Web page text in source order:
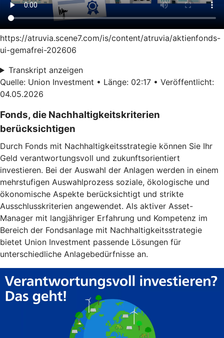
https://atruvia.scene7.com/is/content/atruvia/aktienfonds-
ui-gemafrei-202606
Transkript anzeigen
Quelle: Union Investment • Länge: 02:17 • Veröffentlicht:
04.05.2026
Fonds, die Nachhaltigkeitskriterien
berücksichtigen
Durch Fonds mit Nachhaltigkeitsstrategie können Sie Ihr
Geld verantwortungsvoll und zukunftsorientiert
investieren. Bei der Auswahl der Anlagen werden in einem
mehrstufigen Auswahlprozess soziale, ökologische und
ökonomische Aspekte berücksichtigt und strikte
Ausschlusskriterien angewendet. Als aktiver Asset-
Manager mit langjähriger Erfahrung und Kompetenz im
Bereich der Fondsanlage mit Nachhaltigkeitsstrategie
bietet Union Investment passende Lösungen für
unterschiedliche Anlagebedürfnisse an.